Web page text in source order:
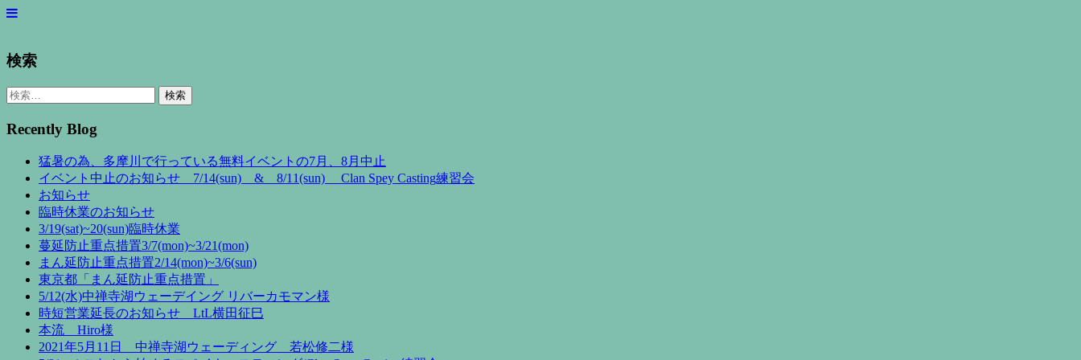
検索
検
Recently Blog
猛暑の為、多摩川で行っている無料イベントの7月、8月中止
イベント中止のお知らせ 7/14(sun) & 8/11(sun) Clan Spey Casting練習会
お知らせ
臨時休業のお知らせ
3/19(sat)~20(sun)臨時休業
蔓延防止重点措置3/7(mon)~3/21(mon)
まん延防止重点措置2/14(mon)~3/6(sun)
東京都「まん延防止重点措置」
5/12(水)中禅寺湖ウェーデイング リバーカモマン様
時短営業延長のお知らせ LtL横田征巳
本流 Hiro様
2021年5月11日 中禅寺湖ウェーディング 若松修二様